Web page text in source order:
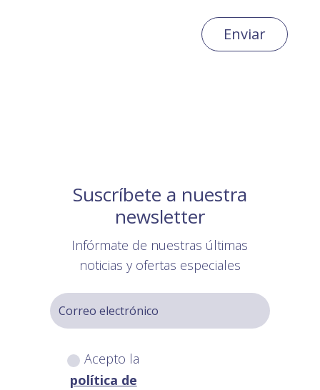
Enviar
Suscríbete a nuestra
newsletter
Infórmate de nuestras últimas
noticias y ofertas especiales
Acepto la
política de